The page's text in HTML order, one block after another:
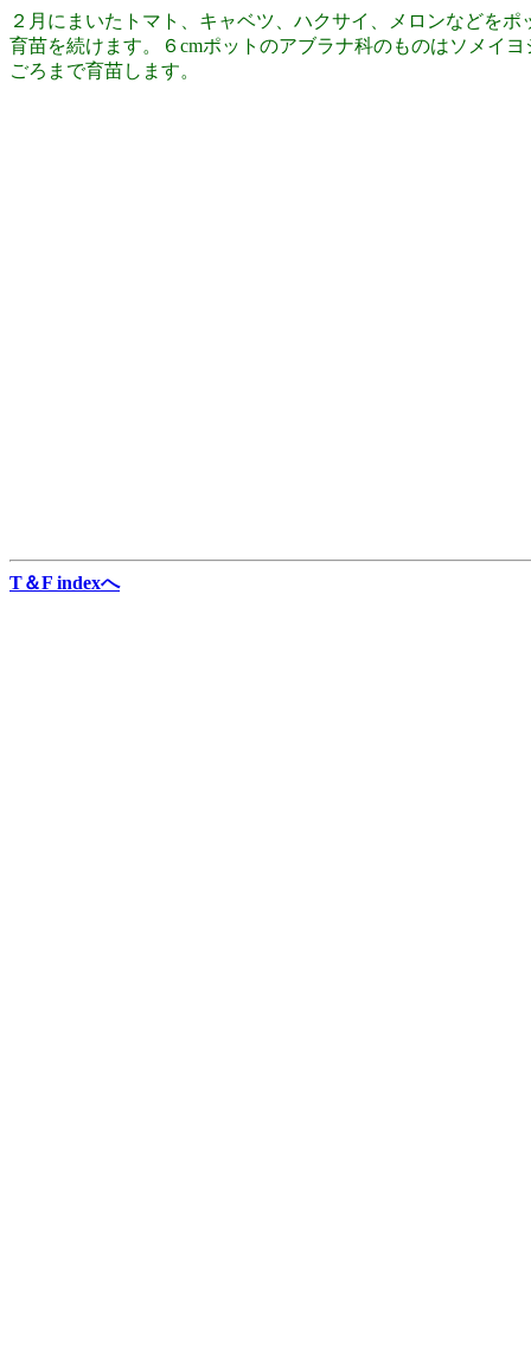
２月にまいたトマト、キャベツ、ハクサイ、メロンなどを
育苗を続けます。６cmポットのアブラナ科のものはソメイ
ごろまで育苗します。
T＆F indexへ